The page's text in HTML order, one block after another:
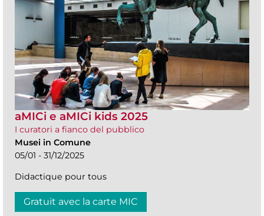
aMICi e aMICi kids 2025
I curatori a fianco del pubblico
Musei in Comune
05/01 - 31/12/2025
Didactique pour tous
Gratuit avec la carte MIC